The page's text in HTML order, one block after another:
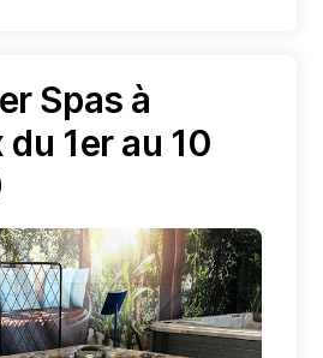
Spas à
1er au 10